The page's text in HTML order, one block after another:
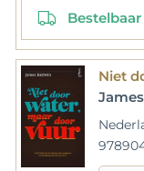
Bestelbaar
Niet